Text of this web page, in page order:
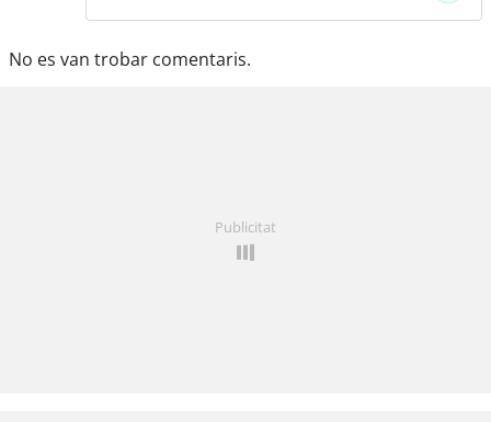
No es van trobar comentaris.
Publicitat